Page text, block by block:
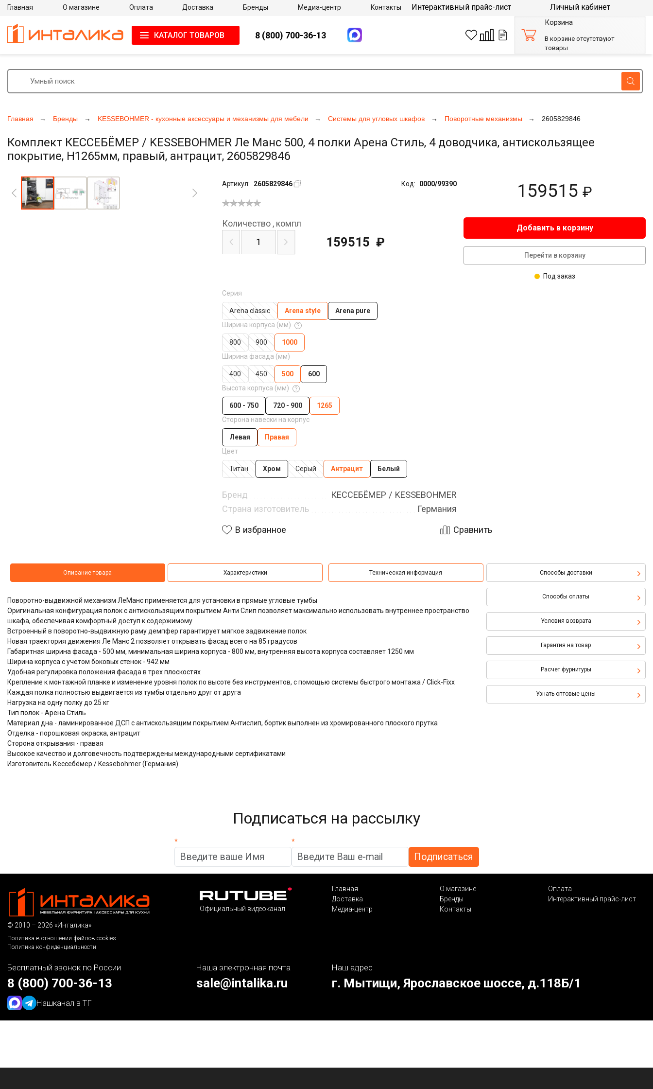
Главная Бренды KESSEBOHMER - кухонные аксессуары и механизмы для мебели Системы для угловых шкафов Поворотные механизмы 2605829846
Комплект КЕССЕБЁМЕР / KESSEBOHMER Ле Манс 500, 4 полки Арена Стиль, 4 доводчика, антискользящее
покрытие, H1265мм, правый, антрацит, 2605829846
Артикул: 2605829846 Код: 0000/99390 159515 ₽
Серия
Arena classic Arena style
Arena pure
Ширина корпуса (мм)
800 900
1000
Ширина фасада (мм)
400 450 500
600
Высота корпуса (мм)
600 - 750 720 - 900
1265
Сторона навески на корпус
Левая
Правая
Цвет
Титан Хром Серый Антрацит Белый
Бренд
КЕССЕБЁМЕР / KESSEBOHMER
Страна изготовитель
Германия
Количество , компл
159515 ₽
Добавить в корзину
Перейти в корзину
Под заказ
В избранное Сравнить
Описание товара Характеристики Техническая информация Способы доставки
Способы оплаты
Условия возврата
Гарантия на товар
Расчет фурнитуры
Узнать оптовые цены
Поворотно-выдвижной механизм ЛеМанс применяется для установки в прямые угловые тумбы
Оригинальная конфигурация полок с антискользящим покрытием Анти Слип позволяет максимально использовать внутреннее пространство
шкафа, обеспечивая комфортный доступ к содержимому
Встроенный в поворотно-выдвижную раму демпфер гарантирует мягкое задвижение полок
Новая траектория движения Ле Манс 2 позволяет открывать фасад всего на 85 градусов
Габаритная ширина фасада - 500 мм, минимальная ширина корпуса - 800 мм, внутренняя высота корпуса составляет 1250 мм
Ширина корпуса с учетом боковых стенок - 942 мм
Удобная регулировка положения фасада в трех плоскостях
Крепление к монтажной планке и изменение уровня полок по высоте без инструментов, с помощью системы быстрого монтажа / Click-Fixx
Каждая полка полностью выдвигается из тумбы отдельно друг от друга
Нагрузка на одну полку до 25 кг
Тип полок - Арена Стиль
Материал дна - ламинированное ДСП с антискользящим покрытием Антислип, бортик выполнен из хромированного плоского прутка
Отделка - порошковая окраска, антрацит
Сторона открывания - правая
Высокое качество и долговечность подтверждены международными сертификатами
Изготовитель Кессебёмер / Kessebohmer (Германия)
Главная О магазине Оплата Доставка Бренды Медиа-центр Контакты Интерактивный прайс-лист Личный кабинет
КАТАЛОГ ТОВАРОВ 8 (800) 700-36-13
Корзина
В корзине отсутствуют
товары
Подписаться на рассылку
* *
© 2010 – 2026 «Инталика»
Политика в отношении файлов cookies
Политика конфиденциальности
Официальный видеоканал
Главная О магазине
Оплата
Доставка
Бренды
Интерактивный прайс-лист
Медиа-центр
Контакты
Бесплатный звонок по России
8 (800) 700-36-13
Нашканал в ТГ
Наша электронная почта
sale@intalika.ru
Наш адрес
г. Мытищи, Ярославское шоссе, д.118Б/1